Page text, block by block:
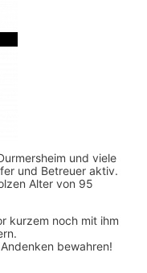
und viele
und Betreuer aktiv.
Alter von 95
kurzem noch mit ihm
bewahren!